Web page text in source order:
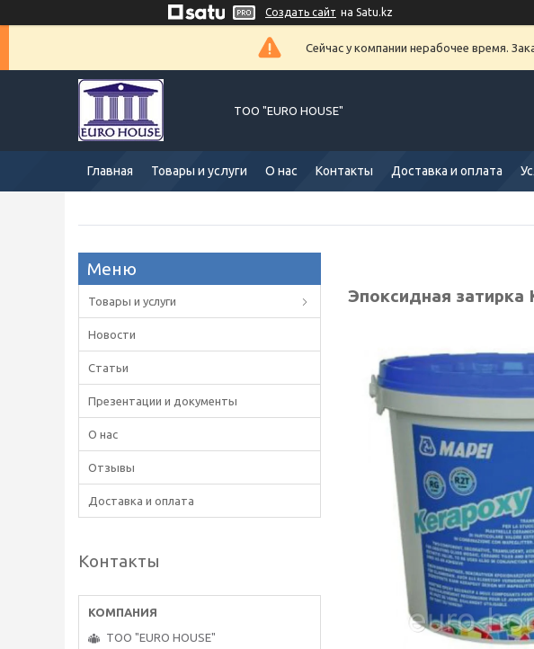
Создать сайт на Satu.kz
Сейчас у компании нерабочее время.
ТОО "EURO HOUSE"
Главная Товары и услуги О нас Контакты Доставка и оплата
Эпоксидная затирка
Товары и услуги
Новости
Статьи
Презентации и документы
О нас
Отзывы
Доставка и оплата
Контакты
ТОО "EURO HOUSE"